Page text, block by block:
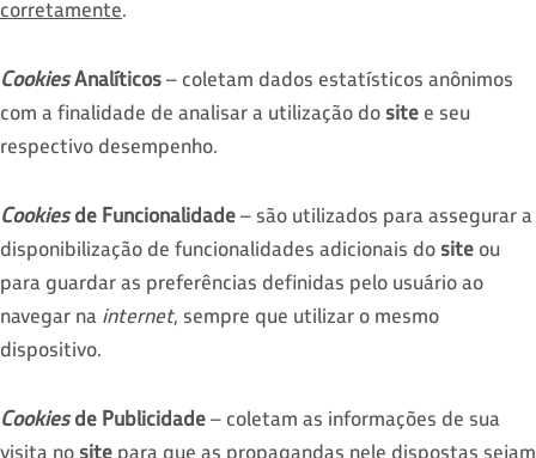
corretamente.
CookiesAnalíticos– coletam dados estatísticos anônimos
com a finalidade de analisar a utilização do site e seu
respectivo desempenho.
Cookiesde Funcionalidade– são utilizados para assegurar a
disponibilização de funcionalidades adicionais do site ou
para guardar as preferências definidas pelo usuário ao
navegar na internet, sempre que utilizar o mesmo
dispositivo.
Cookiesde Publicidade– coletam as informações de sua
visita no site para que as propagandas nele dispostas sejam